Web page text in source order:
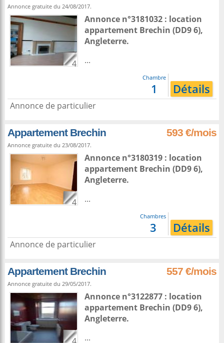
Annonce gratuite du 24/08/2017.
4
Annonce n°3181032 : location
appartement Brechin (DD9 6),
Angleterre.
...
Chambre
1 Détails
Annonce de particulier
Appartement Brechin 593 €/mois
Annonce gratuite du 23/08/2017.
4
Annonce n°3180319 : location
appartement Brechin (DD9 6),
Angleterre.
...
Chambres
3 Détails
Annonce de particulier
Appartement Brechin 557 €/mois
Annonce gratuite du 29/05/2017.
Annonce n°3122877 : location
appartement Brechin (DD9 6),
Angleterre.
...